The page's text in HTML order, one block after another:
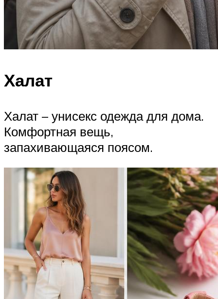
Халат
Халат – унисекс одежда для дома.
Комфортная вещь,
запахивающаяся поясом.